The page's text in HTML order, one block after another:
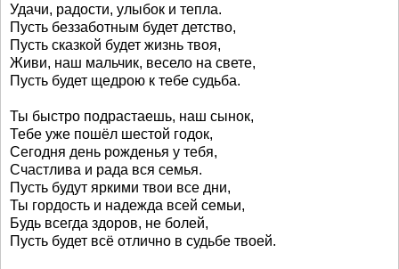
Удачи, радости, улыбок и тепла.
Пусть беззаботным будет детство,
Пусть сказкой будет жизнь твоя,
Живи, наш мальчик, весело на свете,
Пусть будет щедрою к тебе судьба.
Ты быстро подрастаешь, наш сынок,
Тебе уже пошёл шестой годок,
Сегодня день рожденья у тебя,
Счастлива и рада вся семья.
Пусть будут яркими твои все дни,
Ты гордость и надежда всей семьи,
Будь всегда здоров, не болей,
Пусть будет всё отлично в судьбе твоей.